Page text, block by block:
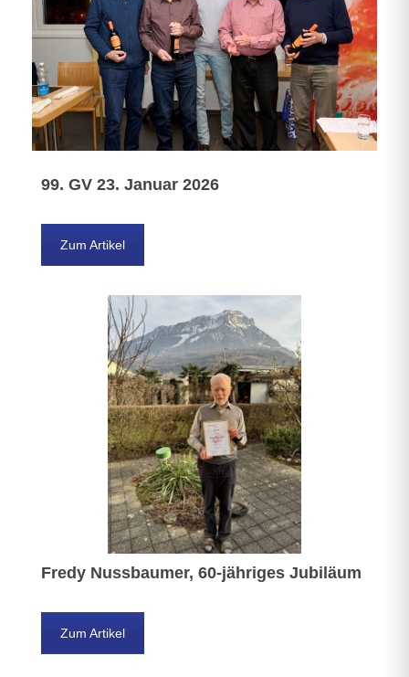
99. GV 23. Januar 2026
Zum Artikel
Fredy Nussbaumer, 60-jähriges Jubiläum
Zum Artikel